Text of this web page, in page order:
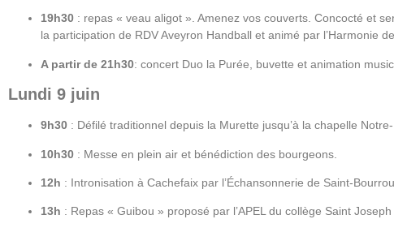
19h30 : repas « veau aligot ». Amenez vos couverts. Concocté et
la participation de RDV Aveyron Handball et animé par l’Harmonie
A partir de 21h30: concert Duo la Purée, buvette et animation
Lundi 9 juin
9h30 : Défilé traditionnel depuis la Murette jusqu’à la chapelle
10h30 : Messe en plein air et bénédiction des bourgeons.
12h : Intronisation à Cachefaix par l’Échansonnerie de Saint-Bourrou.
13h : Repas « Guibou » proposé par l’APEL du collège Saint